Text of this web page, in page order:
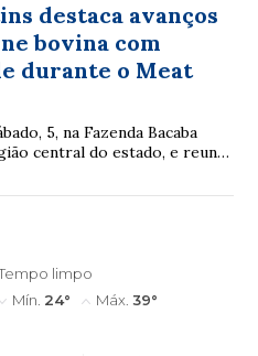
destaca avanços
bovina com
durante o Meat
5, na Fazenda Bacaba
central do estado, e reuniu
limpo
Mín. 24° Máx. 39°